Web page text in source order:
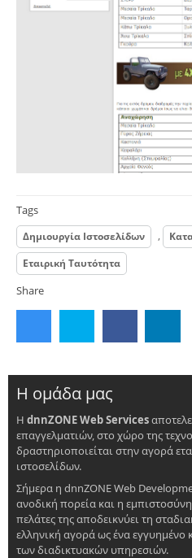
Tags
Δημιουργία Ιστοσελίδων ,
Εταιρική Ταυτότητα
Share
Η ομάδα μας
Η dnnZONE Web Services
επαγγελματιών, στο χώρο της
δραστηριοποιείται στην αγορά
ιστοσελίδων.
Σήμερα η dnnZONE Web
ανοδική πορεία και η
πελάτες της αποδεικνύει τη
ελληνική αγορά ως ένα εγγυημένο
των διαδικτυακών υπηρεσιών.